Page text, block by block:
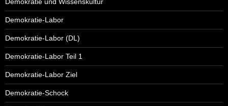
Demokratie-Labor
Demokratie-Labor (DL)
Demokratie-Labor Teil 1
Demokratie-Labor Ziel
Demokratie-Schock